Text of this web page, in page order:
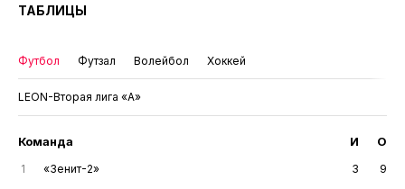
ТАБЛИЦЫ
Футбол Футзал Волейбол Хоккей
LEON-Вторая лига «А»
Команда И О
1 «Зенит-2» 3
9